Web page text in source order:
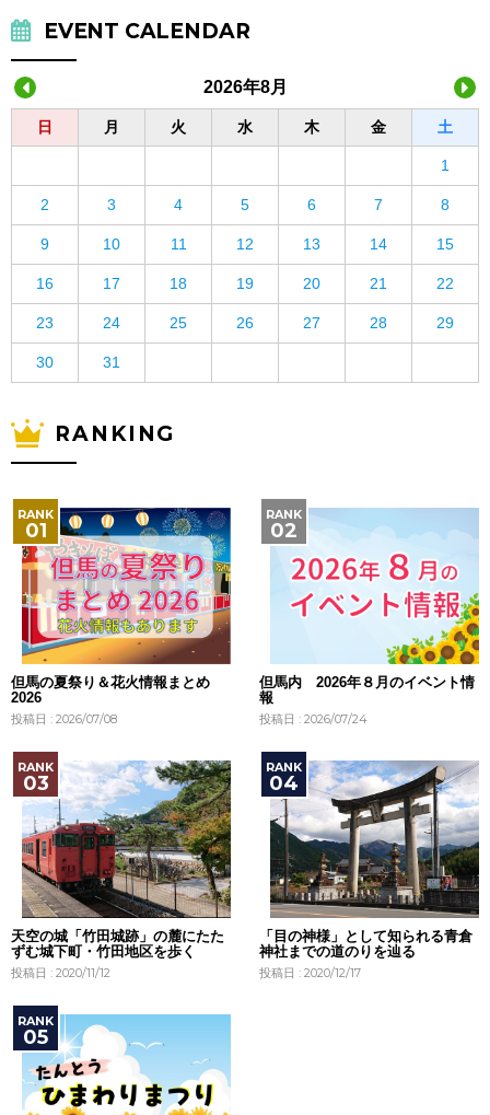
EVENT CALENDAR
2026年8月
日 月 火 水 木 金 土
1
2 3 4 5 6 7 8
9 10 11 12 13 14 15
16 17 18 19 20 21 22
23 24 25 26 27 28 29
30 31
RANKING
但馬の夏祭り＆花火情報まとめ
2026
投稿日 : 2026/07/08
但馬内 2026年８月のイベント情
報
投稿日 : 2026/07/24
天空の城「竹田城跡」の麓にたた
ずむ城下町・竹田地区を歩く
投稿日 : 2020/11/12
「目の神様」として知られる青倉
神社までの道のりを辿る
投稿日 : 2020/12/17